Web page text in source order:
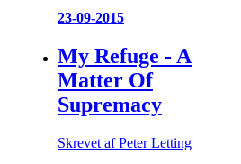
23-09-2015
My Refuge - A
Matter Of
Supremacy
Skrevet af Peter Letting